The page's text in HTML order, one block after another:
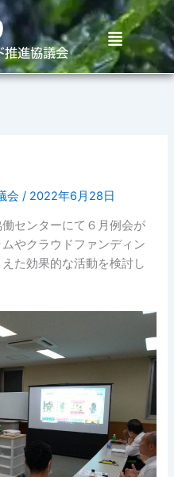
メ
ニ
ュ
ー
会/ 2022年6月28日
センターにて６月例会が
やクラウドファンディン
た効果的な活動を検討し